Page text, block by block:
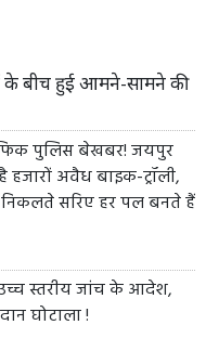
बसों के बीच हुई आमने-सामने की
पुलिस बेखबर! जयपुर
हजारों अवैध बाइक-ट्रॉली,
सरिए हर पल बनते हैं
उच्च स्तरीय जांच के आदेश,
घोटाला !